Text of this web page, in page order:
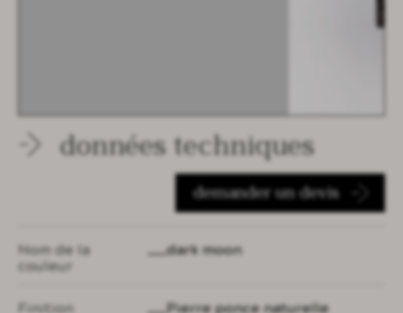
données techniques
demander un devis
Nom de la
couleur
dark moon
Finition Pierre ponce naturelle